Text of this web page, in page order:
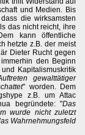
und Medien. Bis
die wirksamsten
das nicht reicht, ihre
kann öffentliche
hetzte z.B. der meist
Dieter Rucht gegen
den Beginn
Kapitalismuskritik
gewalttätiger
" worden. Dem
z.B. um Attac
begründete: "Das
wurde nicht zuletzt
Wahrnehmungsfeld